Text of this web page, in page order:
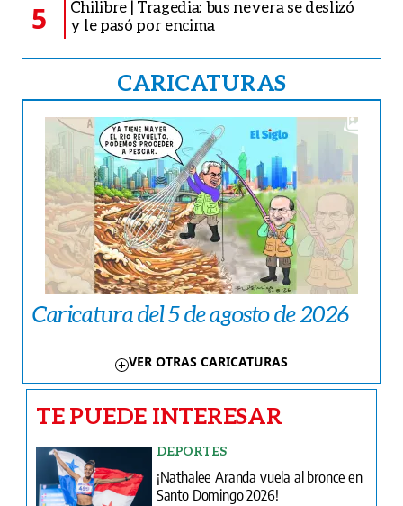
5
Chilibre | Tragedia: bus nevera se deslizó
y le pasó por encima
CARICATURAS
Caricatura del 5 de agosto de 2026
VER OTRAS CARICATURAS
TE PUEDE INTERESAR
DEPORTES
¡Nathalee Aranda vuela al bronce en
Santo Domingo 2026!